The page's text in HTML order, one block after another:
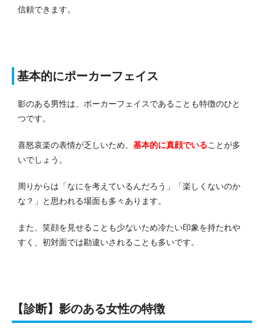
信頼できます。
基本的にポーカーフェイス
影のある男性は、ポーカーフェイスであることも特徴のひと
つです。
喜怒哀楽の表情が乏しいため、 基本的に真顔でいることが多
いでしょう。
周りからは「なにを考えているんだろう」「楽しくないのか
な？」と思われる場面も多々あります。
また、笑顔を見せることも少ないため冷たい印象を持たれや
すく、初対面では勘違いされることも多いです。
【診断】影のある女性の特徴